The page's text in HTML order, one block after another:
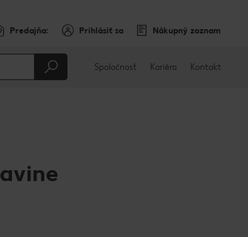
Predajňa: Prihlásiť sa Nákupný zoznam
Spoločnosť Kariéra Kontakt